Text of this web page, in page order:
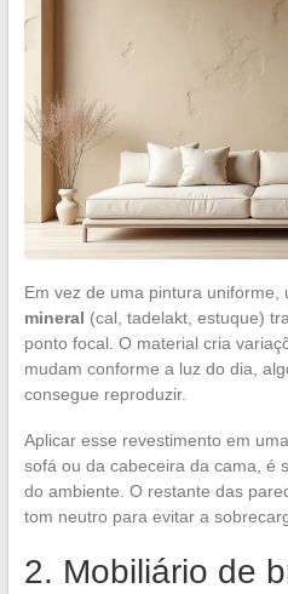
Em vez de uma pintura uniforme,
mineral (cal, tadelakt, estuque)
ponto focal. O material cria
mudam conforme a luz do dia,
consegue reproduzir.
Aplicar esse revestimento em
sofá ou da cabeceira da cama, é
do ambiente. O restante das
tom neutro para evitar a
2. Mobiliário de